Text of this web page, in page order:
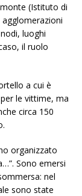
(Istituto di
luoghi
il ruolo
a cui è
le vittime, ma
circa 150
organizzato
Sono emersi
nel
sono state